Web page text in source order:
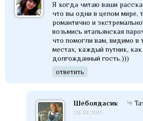
Я когда читаю ваши
что вы одни в целом мире,
романтично и
возьмись итальянская
что помогли вам, видимо в
местах, каждый путник,
долгожданный гость.)))
ответить
Шеболдасик
28.01.2015